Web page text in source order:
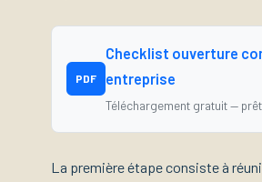
PDF
Checklist ouverture
entreprise
Téléchargement gratuit —
La première étape consiste à